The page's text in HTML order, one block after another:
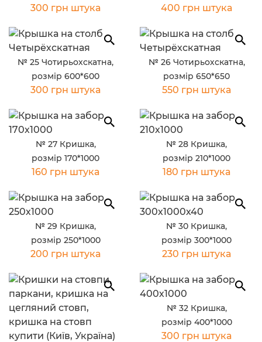
300 грн штука 400 грн штука
№ 25 Чотирьохскатна,
розмір 600*600
300 грн штука
№ 26 Чотирьохскатна,
розмір 650*650
550 грн штука
№ 27 Кришка,
розмір 170*1000
160 грн штука
№ 28 Кришка,
розмір 210*1000
180 грн штука
№ 29 Кришка,
розмір 250*1000
200 грн штука
№ 30 Кришка,
розмір 300*1000
230 грн штука
№ 32 Кришка,
розмір 400*1000
300 грн штука